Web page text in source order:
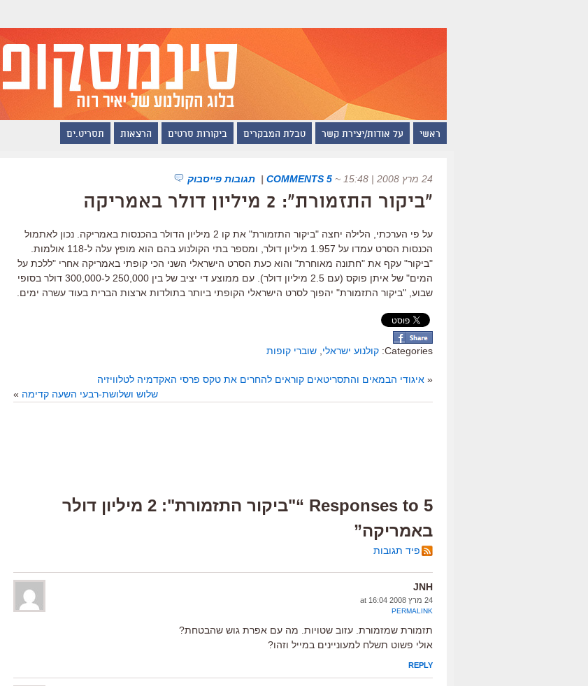
ראשי על אודות/יצירת קשר טבלת המבקרים ביקורות סרטים הרצאות תסריט.ים
24 מרץ 2008 | 15:48 ~
5 COMMENTS
| תגובות פייסבוק
"ביקור התזמורת": 2 מיליון דולר באמריקה
על פי הערכתי, הלילה יחצה "ביקור התזמורת" את קו 2 מיליון הדולר בהכנסות באמריקה. נכון לאתמול
הכנסות הסרט עמדו על 1.957 מיליון דולר, ומספר בתי הקולנוע בהם הוא מופץ עלה ל-118 אולמות.
"ביקור" עקף את "חתונה מאוחרת" והוא כעת הסרט הישראלי השני הכי קופתי באמריקה אחרי "ללכת על
המים" של איתן פוקס (עם 2.5 מיליון דולר). עם ממוצע די יציב של בין 250,000 ל-300,000 דולר בסופי
שבוע, "ביקור התזמורת" יהפוך לסרט הישראלי הקופתי ביותר בתולדות ארצות הברית בעוד עשרה ימים.
Categories: קולנוע ישראלי שוברי קופות
« איגודי הבמאים והתסריטאים קוראים להחרים את טקס פרסי האקדמיה לטלוויזיה
שלוש ושלושת-רבעי השעה קדימה »
5 Responses to “"ביקור התזמורת": 2 מיליון דולר
באמריקה”
פיד תגובות
JNH
24 מרץ 2008 at 16:04
PERMALINK
תזמורת שמזמורת. עזוב שטויות. מה עם אפרת גוש שהבטחת?
אולי פשוט תשלח למעוניינים במייל וזהו?
REPLY